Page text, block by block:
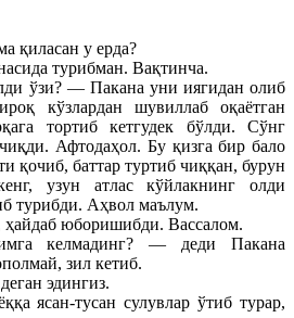
қиласан у ерда?
турибман. Вақтинча.
ўзи? — Пакана уни иягидан олиб
кўзлардан шувиллаб оқаётган
тортиб кетгудек бўлди. Сўнг
Афтодаҳол. Бу қизга бир бало
қочиб, баттар туртиб чиққан, бурун
узун атлас кўйлакнинг олди
турибди. Аҳвол маълум.
ҳайдаб юборишибди. Вассалом.
келмадинг? — деди Пакана
зил кетиб.
эдингиз.
ясан-тусан сулувлар ўтиб турар,